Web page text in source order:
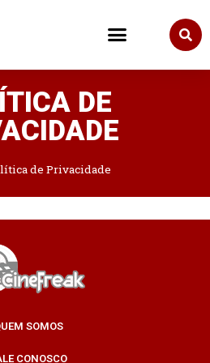
DE
de Privacidade
SOMOS
CONOSCO